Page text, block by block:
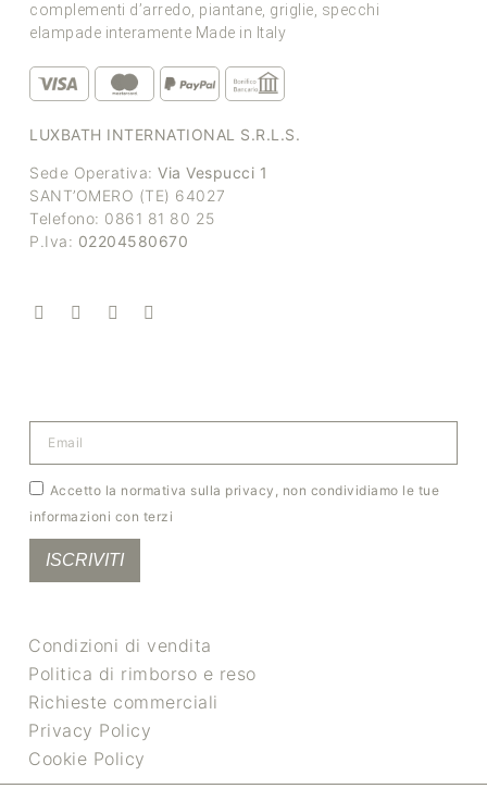
complementi d’arredo, piantane, griglie, specchi
elampade interamente Made in Italy
LUXBATH INTERNATIONAL S.R.L.S.
Sede Operativa: Via Vespucci 1
SANT’OMERO (TE) 64027
Telefono: 0861 81 80 25
P.Iva: 02204580670
Accetto la normativa sulla privacy, non condividiamo le tue
informazioni con terzi
ISCRIVITI
Condizioni di vendita
Politica di rimborso e reso
Richieste commerciali
Privacy Policy
Cookie Policy